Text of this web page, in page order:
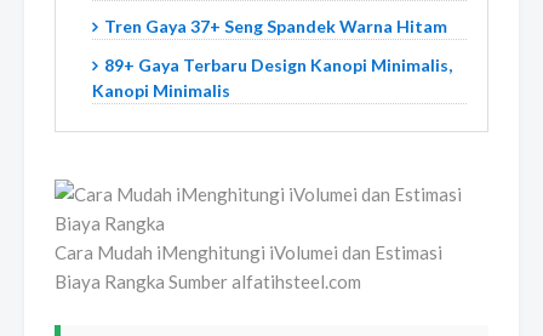
Tren Gaya 37+ Seng Spandek Warna Hitam
89+ Gaya Terbaru Design Kanopi Minimalis,
Kanopi Minimalis
Cara Mudah iMenghitungi iVolumei dan Estimasi
Biaya Rangka Sumber alfatihsteel.com